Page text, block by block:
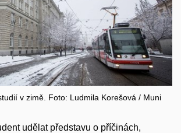
v zimě. Foto: Ludmila Korešová / Muni
udělat představu o příčinách,